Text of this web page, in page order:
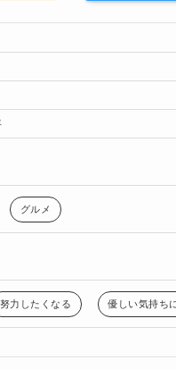
グルメ
努力したくなる 優しい気持ち